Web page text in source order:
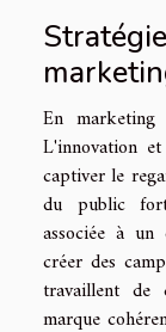
En
L'innovation
captiver le
du public
associée à
créer des
travaillent
marque